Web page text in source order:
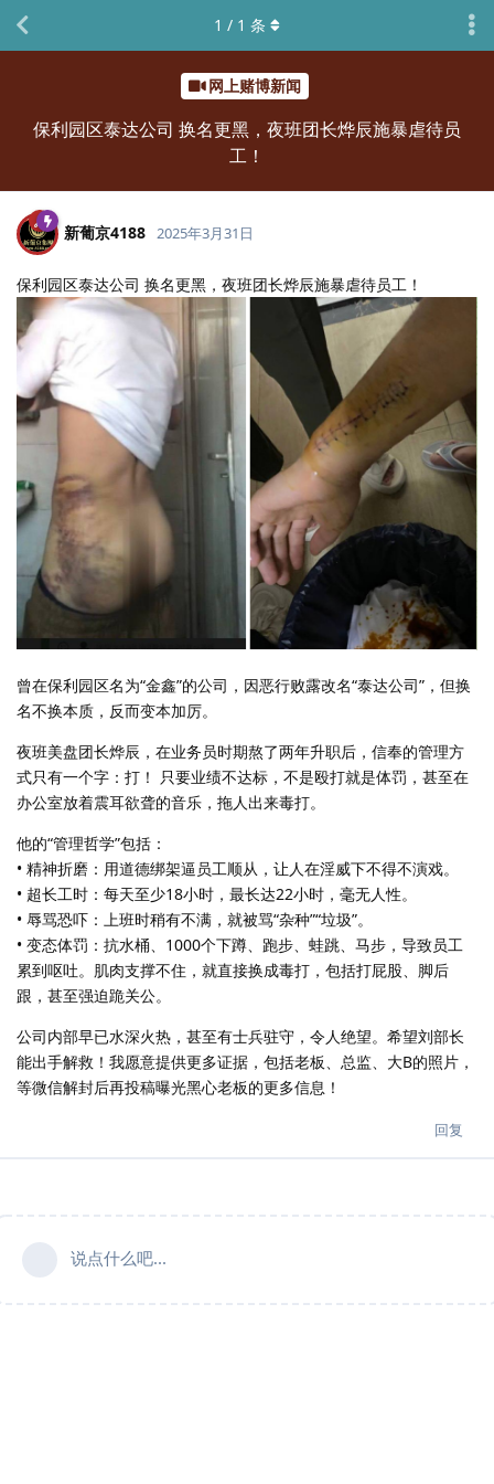
网上赌博新闻
保利园区泰达公司 换名更黑，夜班团长烨辰施暴虐待员
工！
1 / 1 条
新葡京4188 2025年3月31日
保利园区泰达公司 换名更黑，夜班团长烨辰施暴虐待员工！
曾在保利园区名为“金鑫”的公司，因恶行败露改名“泰达公司”，但换
名不换本质，反而变本加厉。
夜班美盘团长烨辰，在业务员时期熬了两年升职后，信奉的管理方
式只有一个字：打！ 只要业绩不达标，不是殴打就是体罚，甚至在
办公室放着震耳欲聋的音乐，拖人出来毒打。
他的“管理哲学”包括：
• 精神折磨：用道德绑架逼员工顺从，让人在淫威下不得不演戏。
• 超长工时：每天至少18小时，最长达22小时，毫无人性。
• 辱骂恐吓：上班时稍有不满，就被骂“杂种”“垃圾”。
• 变态体罚：抗水桶、1000个下蹲、跑步、蛙跳、马步，导致员工
累到呕吐。肌肉支撑不住，就直接换成毒打，包括打屁股、脚后
跟，甚至强迫跪关公。
公司内部早已水深火热，甚至有士兵驻守，令人绝望。希望刘部长
能出手解救！我愿意提供更多证据，包括老板、总监、大B的照片，
等微信解封后再投稿曝光黑心老板的更多信息！
回复
说点什么吧...